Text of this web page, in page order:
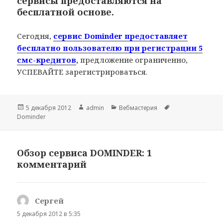
бесплатной основе.
Сегодня, сервис Dominder предоставляет
бесплатно пользователю при регистрации 5
смс-кредитов,предложение ограниченно,
УСПЕВАЙТЕ зарегистрироваться.
Опубликовано
5 декабря 2012 Автор
admin Рубрики
Вебмастерия
Dominder
Обзор сервиса DOMINDER: 1
комментарий
Сергей
5 декабря 2012 в 5:35